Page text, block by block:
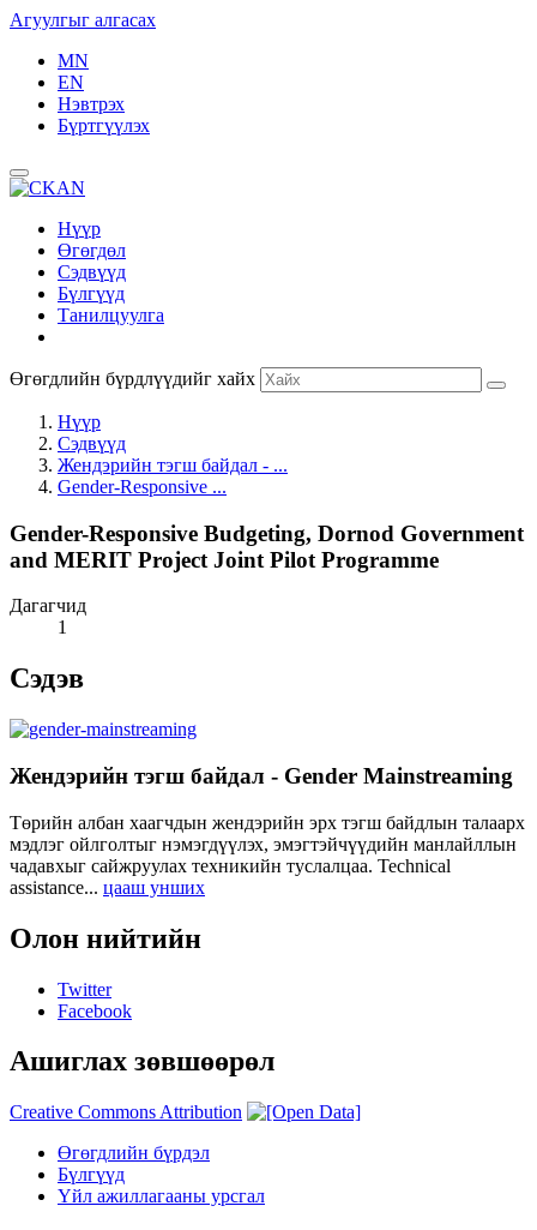
Агуулгыг алгасах
MN
EN
Нэвтрэх
Бүртгүүлэх
Нүүр
Өгөгдөл
Сэдвүүд
Бүлгүүд
Танилцуулга
Өгөгдлийн бүрдлүүдийг хайх
Нүүр
Сэдвүүд
Жендэрийн тэгш байдал - ...
Gender-Responsive ...
Gender-Responsive Budgeting, Dornod Government
and MERIT Project Joint Pilot Programme
Дагагчид
1
Сэдэв
Жендэрийн тэгш байдал - Gender Mainstreaming
Төрийн албан хаагчдын жендэрийн эрх тэгш байдлын талаарх
мэдлэг ойлголтыг нэмэгдүүлэх, эмэгтэйчүүдийн манлайллын
чадавхыг сайжруулах техникийн туслалцаа. Technical
assistance... цааш унших
Олон нийтийн
Twitter
Facebook
Ашиглах зөвшөөрөл
Creative Commons Attribution
Өгөгдлийн бүрдэл
Бүлгүүд
Үйл ажиллагааны урсгал